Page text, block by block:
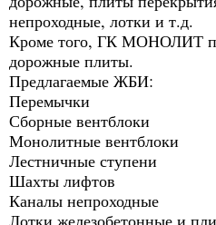
непроходные, лотки и т.д.
Кроме того, ГК МОНОЛИТ
дорожные плиты.
Предлагаемые ЖБИ:
Перемычки
Сборные вентблоки
Монолитные вентблоки
Лестничные ступени
Шахты лифтов
Каналы непроходные
Лотки железобетонные и